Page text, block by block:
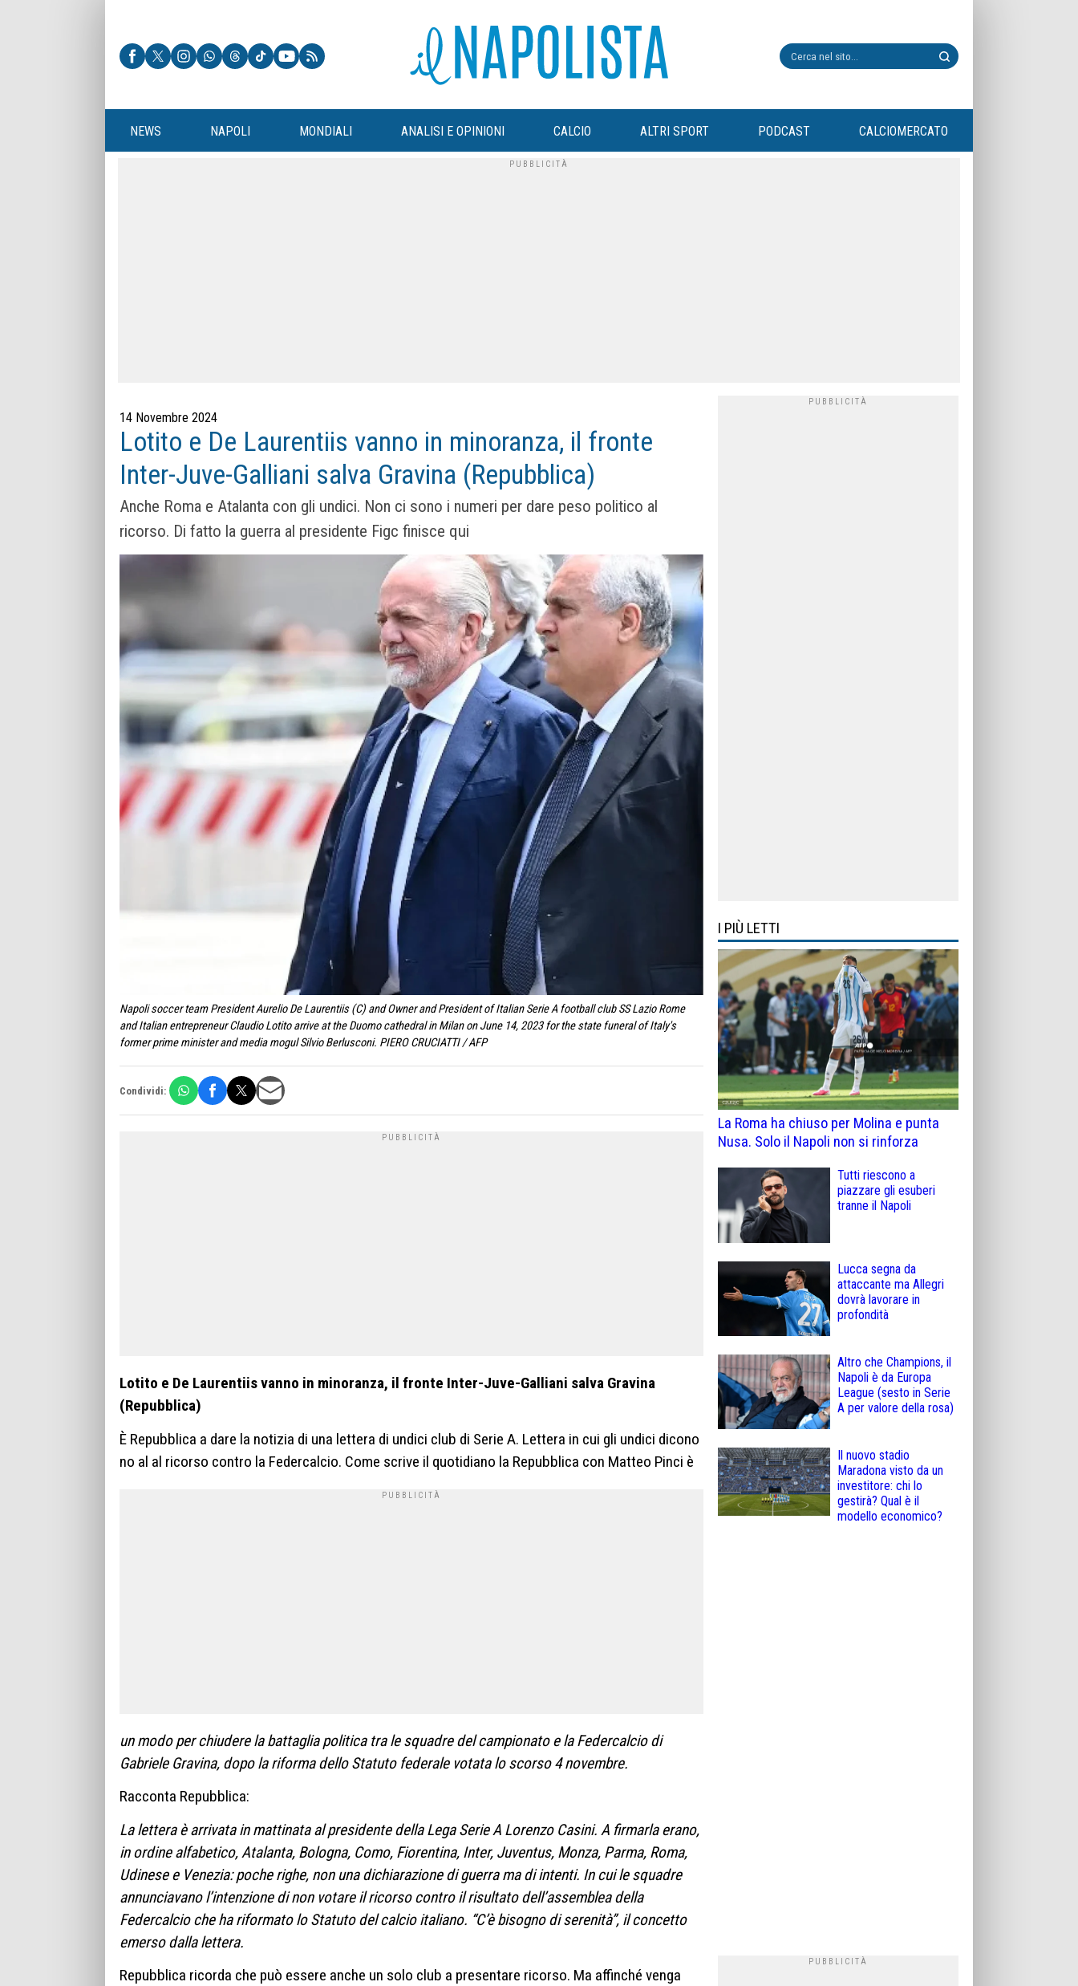
NEWS NAPOLI MONDIALI ANALISI E OPINIONI CALCIO ALTRI SPORT PODCAST CALCIOMERCATO
14 Novembre 2024
Lotito e De Laurentiis vanno in minoranza, il fronte
Inter-Juve-Galliani salva Gravina (Repubblica)
Anche Roma e Atalanta con gli undici. Non ci sono i numeri per dare peso politico al
ricorso. Di fatto la guerra al presidente Figc finisce qui
Napoli soccer team President Aurelio De Laurentiis (C) and Owner and President of Italian Serie A football club SS Lazio Rome
and Italian entrepreneur Claudio Lotito arrive at the Duomo cathedral in Milan on June 14, 2023 for the state funeral of Italy's
former prime minister and media mogul Silvio Berlusconi. PIERO CRUCIATTI / AFP
Condividi:
Lotito e De Laurentiis vanno in minoranza, il fronte Inter-Juve-Galliani salva Gravina
(Repubblica)
È Repubblica a dare la notizia di una lettera di undici club di Serie A. Lettera in cui gli undici dicono
no al al ricorso contro la Federcalcio. Come scrive il quotidiano la Repubblica con Matteo Pinci è
un modo per chiudere la battaglia politica tra le squadre del campionato e la Federcalcio di
Gabriele Gravina, dopo la riforma dello Statuto federale votata lo scorso 4 novembre.
Racconta Repubblica:
La lettera è arrivata in mattinata al presidente della Lega Serie A Lorenzo Casini. A firmarla erano,
in ordine alfabetico, Atalanta, Bologna, Como, Fiorentina, Inter, Juventus, Monza, Parma, Roma,
Udinese e Venezia: poche righe, non una dichiarazione di guerra ma di intenti. In cui le squadre
annunciavano l’intenzione di non votare il ricorso contro il risultato dell’assemblea della
Federcalcio che ha riformato lo Statuto del calcio italiano. “C’è bisogno di serenità”, il concetto
emerso dalla lettera.
Repubblica ricorda che può essere anche un solo club a presentare ricorso. Ma affinché venga
I PIÙ LETTI
La Roma ha chiuso per Molina e punta
Nusa. Solo il Napoli non si rinforza
Tutti riescono a
piazzare gli esuberi
tranne il Napoli
Lucca segna da
attaccante ma Allegri
dovrà lavorare in
profondità
Altro che Champions, il
Napoli è da Europa
League (sesto in Serie
A per valore della rosa)
Il nuovo stadio
Maradona visto da un
investitore: chi lo
gestirà? Qual è il
modello economico?